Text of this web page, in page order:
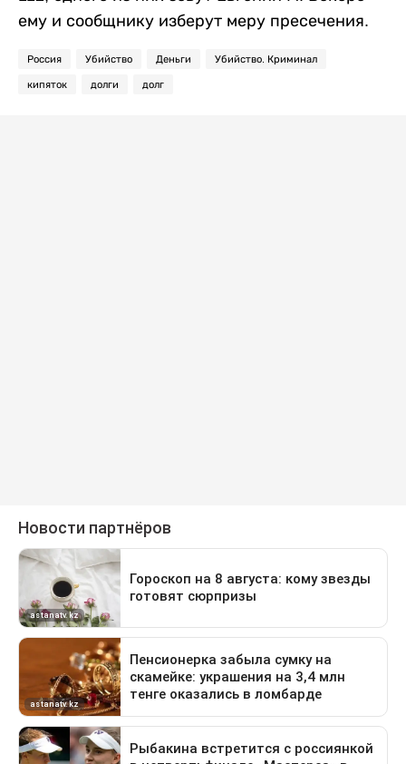
ему и сообщнику изберут меру пресечения.
Россия Убийство Деньги Убийство. Криминал
кипяток долги долг